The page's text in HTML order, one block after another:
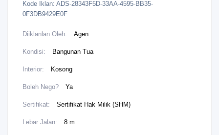
Kode Iklan: ADS-28343F5D-33AA-4595-BB35-
0F3DB9429E0F
Diiklanlan Oleh: Agen
Kondisi: Bangunan Tua
Interior: Kosong
Boleh Nego? Ya
Sertifikat: Sertifikat Hak Milik (SHM)
Lebar Jalan: 8 m